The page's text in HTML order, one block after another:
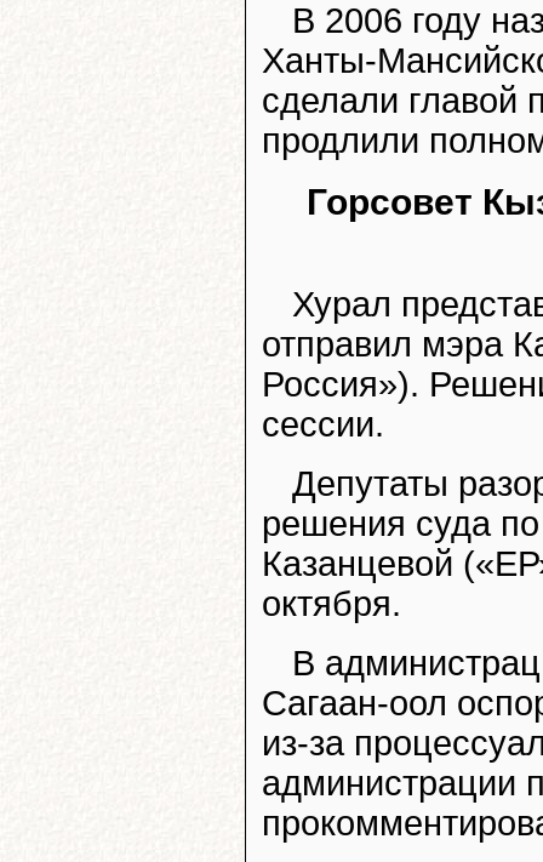
В 2006 году
Ханты-
сделали
продлили
Горсовет
Хурал
отправил мэра
Россия»).
сессии.
Депутаты
решения суда
Казанцевой
октября.
В
Сагаан-оол
из-за
администрации